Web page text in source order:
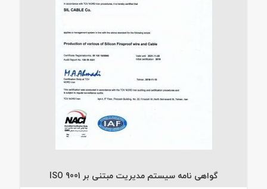
گواهی نامه سیستم مدیریت مبتنی بر ISO 9001